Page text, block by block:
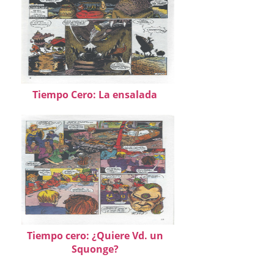
Tiempo Cero: La ensalada
Tiempo cero: ¿Quiere Vd. un
Squonge?